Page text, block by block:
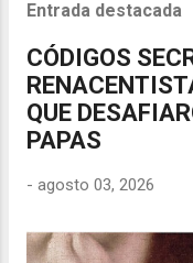
Entrada destacada
CÓDIGOS
QUE
PAPAS
- agosto 03, 2026